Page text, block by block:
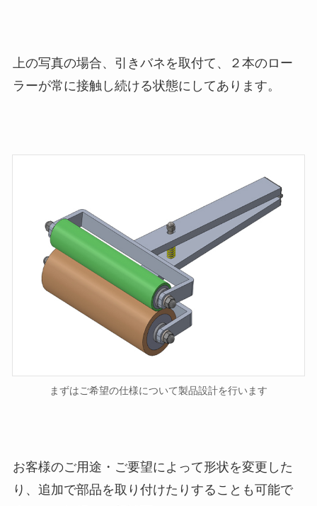
上の写真の場合、 引きバネを取付て、２本のロー
ラーが常に接触し続ける状態にしてあります。
まずはご希望の仕様について製品設計を行います
お客様のご用途・ご要望によって形状を変更した
り、追加で部品を取り付けたりすることも可能で